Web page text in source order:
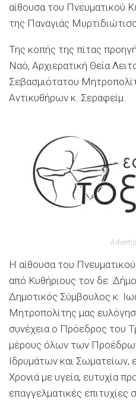
αίθουσα του Πνευματικού
της Παναγιάς
Της κοπής της πίτας
Ναό, Αρχιερατική Θεία
Σεβασμιότατου
Αντικυθήρων κ. Σεραφείμ.
Η αίθουσα του
από Κυθήριους τον δε
Δημοτικός Σύμβουλος κ.
Μητροπολίτης μας
συνέχεια ο Πρόεδρος του
μέρους όλων των
Ιδρυμάτων και Σωματείων,
Χρονιά με υγεία, ευτυχία
επαγγελματικές επιτυχίες